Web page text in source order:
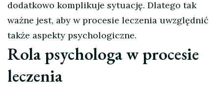
dodatkowo komplikuje sytuację. Dlatego tak
ważne jest, aby w procesie leczenia uwzględnić
także aspekty psychologiczne.
Rola psychologa w procesie
leczenia